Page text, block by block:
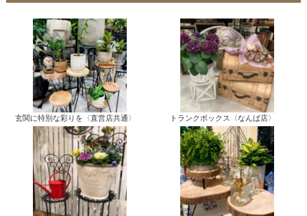
玄関に特別な彩りを〈直営店共通〉 トランクボックス〈なんば店〉